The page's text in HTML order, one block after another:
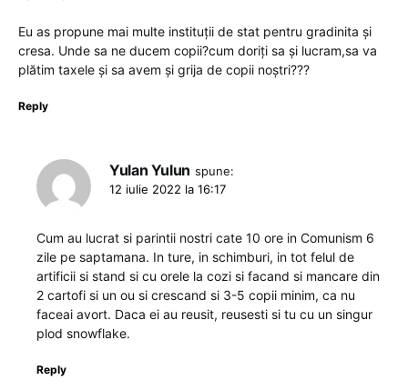
Eu as propune mai multe instituții de stat pentru gradinita și
cresa. Unde sa ne ducem copii?cum doriți sa și lucram,sa va
plătim taxele și sa avem și grija de copii noștri???
Reply
Yulan Yulun spune:
12 iulie 2022 la 16:17
Cum au lucrat si parintii nostri cate 10 ore in Comunism 6
zile pe saptamana. In ture, in schimburi, in tot felul de
artificii si stand si cu orele la cozi si facand si mancare din
2 cartofi si un ou si crescand si 3-5 copii minim, ca nu
faceai avort. Daca ei au reusit, reusesti si tu cu un singur
plod snowflake.
Reply